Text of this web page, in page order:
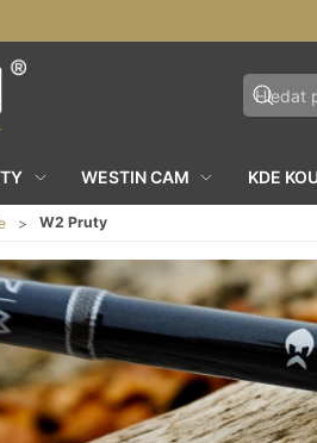
WESTIN CAM KDE
W2 Pruty